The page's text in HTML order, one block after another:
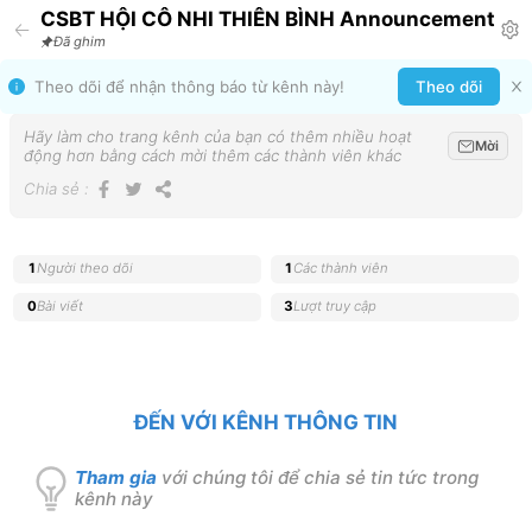
CSBT HỘI CÔ NHI THIÊN BÌNH Announcement
Đã ghim
Theo dõi để nhận thông báo từ kênh này! Theo dõi
Hãy làm cho trang kênh của bạn có thêm nhiều hoạt
động hơn bằng cách mời thêm các thành viên khác
Mời
Chia sẻ :
1Người theo dõi 1 Các thành viên
0Bài viết 3Lượt truy cập
ĐẾN VỚI KÊNH THÔNG TIN
Tham gia với chúng tôi để chia sẻ tin tức trong
kênh này